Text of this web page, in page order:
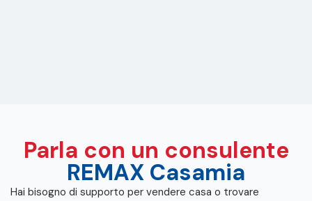
Parla con un consulente
REMAX Casamia
Hai bisogno di supporto per vendere casa o trovare